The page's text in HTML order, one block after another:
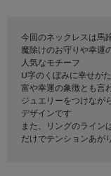
今回のネックレスは馬
魔除けのお守りや幸運
人気なモチーフ
U字のくぼみに幸せが
富や幸運の象徴とも言
ジュエリーをつけなが
デザインです
また、リングのライン
だけでテンションあが